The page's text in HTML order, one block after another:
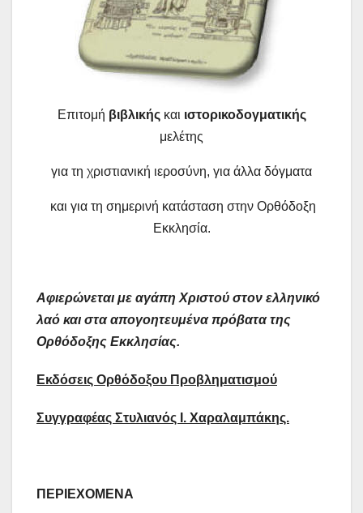
Επιτομή βιβλικήςκαι ιστορικοδογματικής
μελέτης
για τη χριστιανική ιεροσύνη, για άλλα δόγματα
και για τη σημερινή κατάσταση στην Ορθόδοξη
Εκκλησία.
Αφιερώνεται με αγάπη Χριστού στον ελληνικό
λαό και στα απογοητευμένα πρόβατα της
Ορθόδοξης Εκκλησίας.
Εκδόσεις Ορθόδοξου Προβληματισμού
Συγγραφέας Στυλιανός Ι. Χαραλαμπάκης.
ΠΕΡΙΕΧΟΜΕΝΑ